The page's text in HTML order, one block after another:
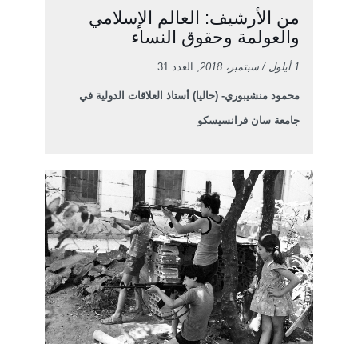
من الأرشيف: العالم الإسلامي
والعولمة وحقوق النساء
1 أيلول / سبتمبر، 2018 , العدد 31
محمود منشيبوري- (حاليا) أستاذ العلاقات الدولية في
جامعة سان فرانسيسكو